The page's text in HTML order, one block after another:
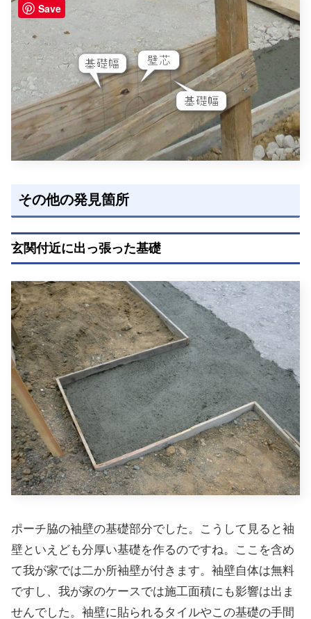
その他の発見箇所
玄関付近に出っ張った基礎
ポーチ脇の袖壁の基礎部分でした。こうして見ると袖
壁といえども分厚い基礎を作るのですね。ここを含め
て我が家では二か所袖壁が付きます。袖壁自体は無料
ですし、我が家のケースでは施工面積にも影響は出ま
せんでした。袖壁に貼られるタイルやこの基礎の手間
Save